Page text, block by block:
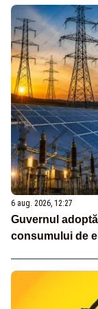
6 aug. 2026, 12:27
Guvernul
consumului de